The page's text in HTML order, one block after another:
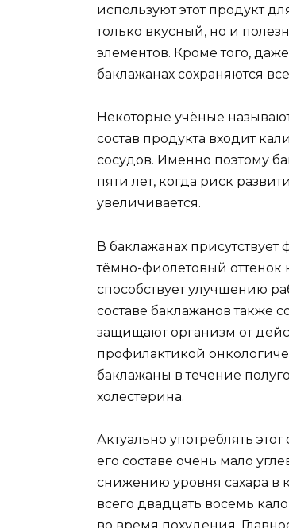
используют этот продукт
только вкусный, но и
элементов. Кроме того,
баклажанах сохраняются
Некоторые учёные
состав продукта входит
сосудов. Именно поэтому
пяти лет, когда риск
увеличивается.
В баклажанах
тёмно-фиолетовый оттенок
способствует улучшению
составе баклажанов также
защищают организм от
профилактикой
баклажаны в течение
холестерина.
Актуально употреблять
его составе очень мало
снижению уровня сахара в
всего двадцать восемь